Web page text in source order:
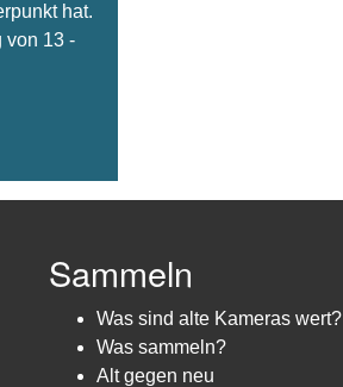
hat.
von 13 -
Sammeln
Was sind alte Kameras wert?
Was sammeln?
Alt gegen neu